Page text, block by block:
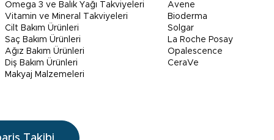
Omega 3 ve Balık Yağı Takviyeleri
Vitamin ve Mineral Takviyeleri
Cilt Bakım Ürünleri
Saç Bakım Ürünleri
Ağız Bakım Ürünleri
Diş Bakım Ürünleri
Makyaj Malzemeleri
Avene
Bioderma
Solgar
La Roche Posay
Opalescence
CeraVe